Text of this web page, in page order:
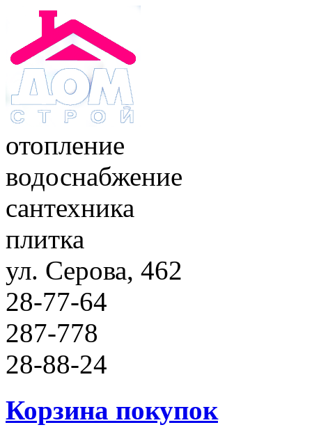
отопление
водоснабжение
сантехника
плитка
ул. Серова, 462
28-77-64
287-778
28-88-24
Корзина покупок